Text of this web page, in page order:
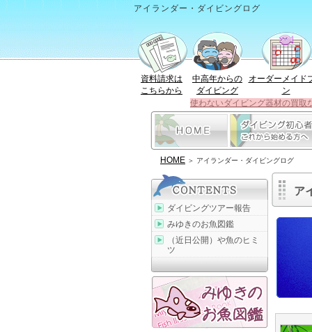
アイランダー・ダイビングログ
資料請求は
こちらから
中高年からの
ダイビング
オーダーメイド
ン
使わないダイビング器材の買取
HOME ＞ アイランダー・ダイビングログ
ダイビングツアー報告
みゆきのお魚図鑑
（近日公開）や魚のヒミ
ツ
ア